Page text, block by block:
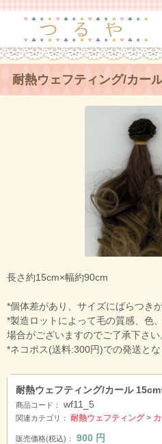
耐熱ウェフティング/カー
クス
長さ約15cm×幅約90cm
*個体差があり、サイズにばらつきが
*製造ロットによって毛の質感、色
場合がございますのでご了承下さい
*ネコポス(送料:300円)での発送とな
耐熱ウェフティング/カール
商品コード： wf11_5
関連カテゴリ： 耐熱ウェフティング>
販売価格(税込)： 900 円